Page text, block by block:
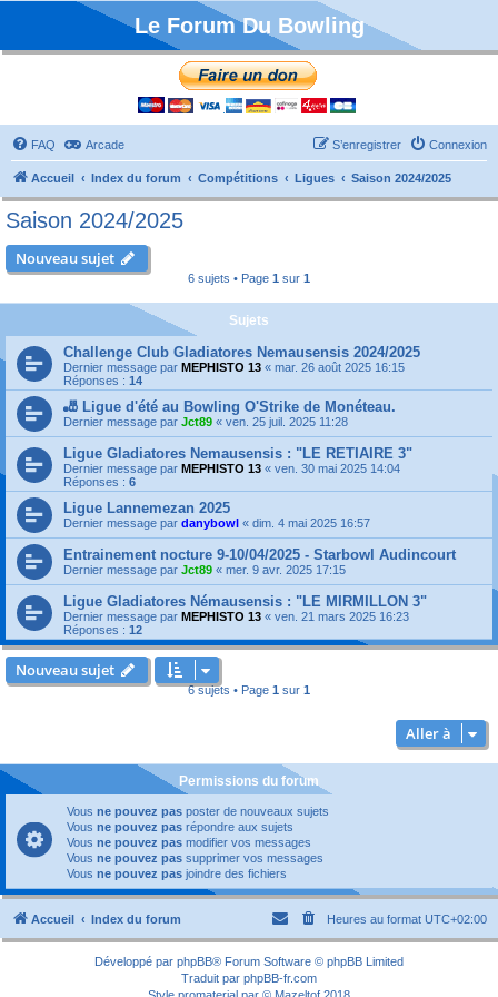
Le Forum Du Bowling
FAQ Arcade Connexion
S’enregistrer
Accueil Index du forum Compétitions Ligues Saison 2024/2025
Saison 2024/2025
Nouveau sujet
6 sujets • Page 1 sur 1
Sujets
Challenge Club Gladiatores Nemausensis 2024/2025
Dernier message par MEPHISTO 13 « mar. 26 août 2025 16:15
Réponses : 14
🎳 Ligue d'été au Bowling O'Strike de Monéteau.
Dernier message par Jct89 « ven. 25 juil. 2025 11:28
Ligue Gladiatores Nemausensis : "LE RETIAIRE 3"
Dernier message par MEPHISTO 13 « ven. 30 mai 2025 14:04
Réponses : 6
Ligue Lannemezan 2025
Dernier message par danybowl « dim. 4 mai 2025 16:57
Entrainement nocture 9-10/04/2025 - Starbowl Audincourt
Dernier message par Jct89 « mer. 9 avr. 2025 17:15
Ligue Gladiatores Némausensis : "LE MIRMILLON 3"
Dernier message par MEPHISTO 13 « ven. 21 mars 2025 16:23
Réponses : 12
Nouveau sujet
6 sujets • Page 1 sur 1
Aller à
Permissions du forum
Vous ne pouvez pas poster de nouveaux sujets
Vous ne pouvez pas répondre aux sujets
Vous ne pouvez pas modifier vos messages
Vous ne pouvez pas supprimer vos messages
Vous ne pouvez pas joindre des fichiers
Accueil Index du forum Heures au format UTC+02:00
Développé par phpBB® Forum Software © phpBB Limited
Traduit par phpBB-fr.com